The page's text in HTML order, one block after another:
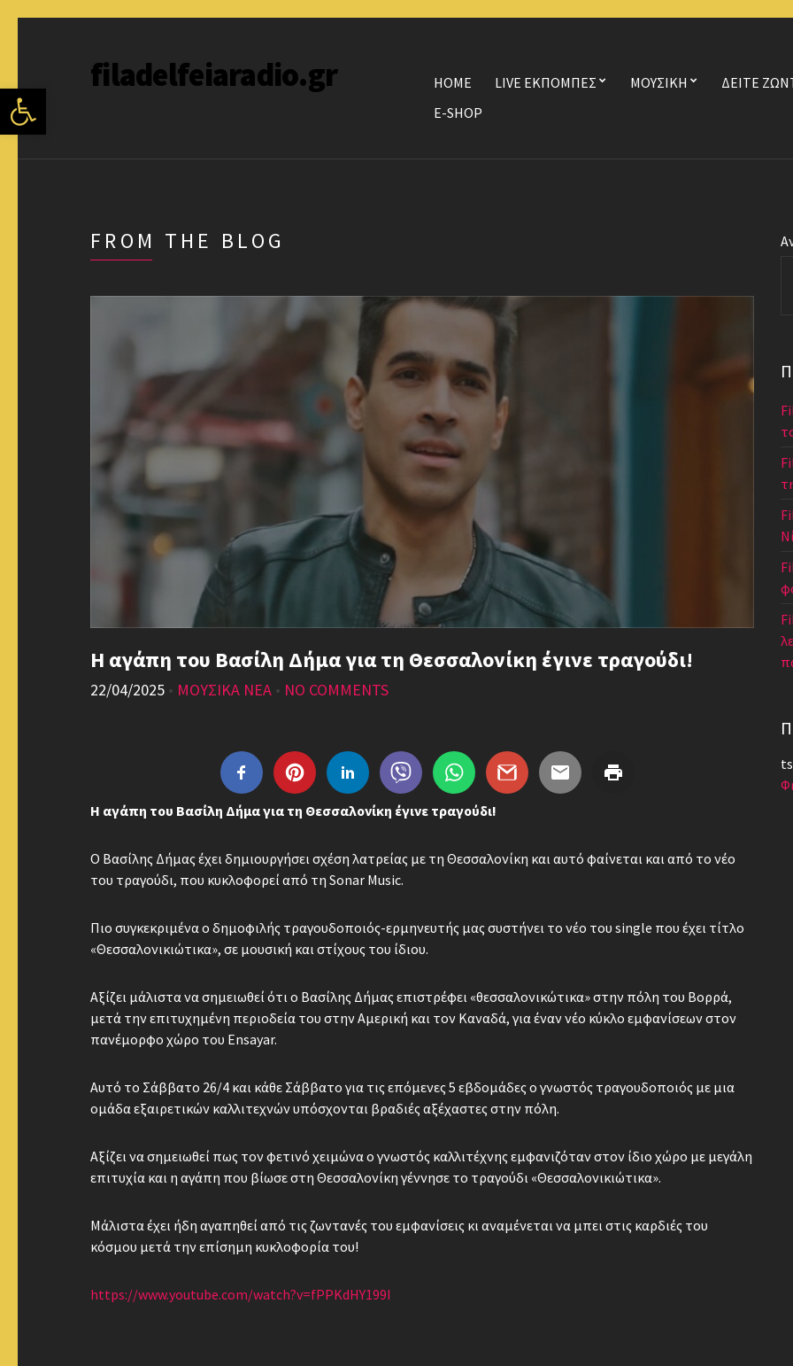
Ανοίξτε τη γραμμή εργαλείων
filadelfeiaradio.gr HOME LIVE ΕΚΠΟΜΠΕΣ ΜΟΥΣΙΚΗ ΔΕΙΤΕ
E-SHOP
FROM THE BLOG
H αγάπη του Βασίλη Δήμα για τη Θεσσαλονίκη έγινε τραγούδι!
22/04/2025 • ΜΟΥΣΙΚΑ ΝΕΑ • NO COMMENTS
H αγάπη του Βασίλη Δήμα για τη Θεσσαλονίκη έγινε τραγούδι!
Ο Βασίλης Δήμας έχει δημιουργήσει σχέση λατρείας με τη Θεσσαλονίκη και αυτό φαίνεται και από το νέο
του τραγούδι, που κυκλοφορεί από τη Sonar Music.
Πιο συγκεκριμένα ο δημοφιλής τραγουδοποιός-ερμηνευτής μας συστήνει το νέο του single που έχει τίτλο
«Θεσσαλονικιώτικα», σε μουσική και στίχους του ίδιου.
Αξίζει μάλιστα να σημειωθεί ότι ο Βασίλης Δήμας επιστρέφει «θεσσαλονικώτικα» στην πόλη του Βορρά,
μετά την επιτυχημένη περιοδεία του στην Αμερική και τον Καναδά, για έναν νέο κύκλο εμφανίσεων στον
πανέμορφο χώρο του Ensayar.
Αυτό το Σάββατο 26/4 και κάθε Σάββατο για τις επόμενες 5 εβδομάδες ο γνωστός τραγουδοποιός με μια
ομάδα εξαιρετικών καλλιτεχνών υπόσχονται βραδιές αξέχαστες στην πόλη.
Αξίζει να σημειωθεί πως τον φετινό χειμώνα ο γνωστός καλλιτέχνης εμφανιζόταν στον ίδιο χώρο με μεγάλη
επιτυχία και η αγάπη που βίωσε στη Θεσσαλονίκη γέννησε το τραγούδι «Θεσσαλονικιώτικα».
Μάλιστα έχει ήδη αγαπηθεί από τις ζωντανές του εμφανίσεις κι αναμένεται να μπει στις καρδιές του
κόσμου μετά την επίσημη κυκλοφορία του!
https://www.youtube.com/watch?v=fPPKdHY199I